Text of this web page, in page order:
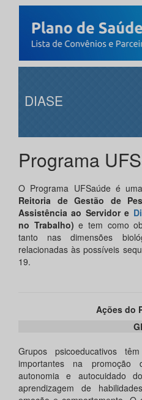
DIASE
Programa
O Programa UFSaúde é
Reitoria de Gestão de
Assistência ao Servidor e
no Trabalho) e tem como
tanto nas dimensões
relacionadas às possíveis
19.
Ações do
Grupos psicoeducativos
importantes na promoção
autonomia e autocuidado
aprendizagem de